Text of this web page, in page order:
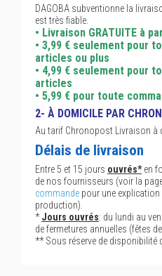
DAGOBA subventionne la
est très fiable.
• Livraison GRATUITE à
• 3,99 € seulement pour
articles ou plus
• 4,99 € seulement pour
articles
• 5,99 € pour toute
2- À DOMICILE PAR
Au tarif Chronopost Livraison à
Délais de livraison
Entre 5 et 15 jours ouvrés*en
de nos fournisseurs (voir la
commande pour une
production).
*Jours ouvrés: du lundi au
de fermetures annuelles (fêtes
** Sous réserve de disponibilité